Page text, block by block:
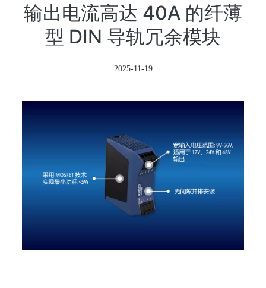
输出电流高达 40A 的纤薄
型 DIN 导轨冗余模块
2025-11-19